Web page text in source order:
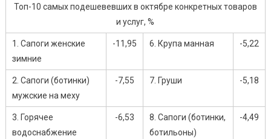
Топ-10 самых подешевевших в октябре конкретных товаров
и услуг, %
1. Сапоги женские
зимние
-11,95 6. Крупа манная -5,22
2. Сапоги (ботинки)
мужские на меху
-7,55 7. Груши -5,18
3. Горячее
водоснабжение
-6,53
8. Сапоги (ботинки,
ботильоны)
-4,49